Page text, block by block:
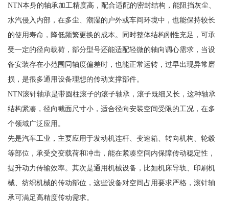
NTN本身的轴承加工精度高，配合适配的密封结构，能阻挡灰尘、
水汽侵入内部，在多尘、潮湿的户外或车间环境中，也能保持较长
的使用寿命，降低频繁更换的成本。同时整体结构刚性充足，可承
受一定的径向载荷，部分型号还能适配轻微的轴向调心需求，当设
备安装存在小范围同轴度偏差时，也能正常运转，过早出现异常磨
损，是很多通用设备理想的传动支撑部件。
NTN滚针轴承是带圆柱滚子的滚子轴承，滚子既细又长，这种轴承
结构紧凑，径向截面尺寸小，适合径向安装空间受限的工况，在多
个领域广泛应用。
先是汽车工业，主要应用于发动机连杆、变速箱、转向机构、轮毂
等部位，承受交变载荷和冲击，能在紧凑空间内保障传动稳定性，
提升动力传输效率。其次是通用机械设备，比如机床导轨、印刷机
械、纺织机械的传动部位，这些设备对空间占用要求严格，滚针轴
承可满足高精度传动需求。